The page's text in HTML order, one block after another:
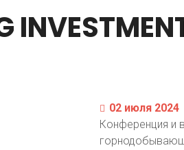
02 июля 2024
Конференция и